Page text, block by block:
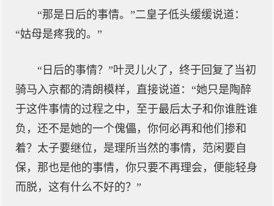
“那是日后的事情。”二皇子低头缓缓说道：
“姑母是疼我的。”
“日后的事情？”叶灵儿火了，终于回复了当初
骑马入京都的清朗模样，直接说道：“她只是陶醉
于这件事情的过程之中，至于最后太子和你谁胜谁
负，还不是她的一个傀儡，你何必再和他们掺和
着？太子要继位，是理所当然的事情，范闲要自
保，那也是他的事情，你只要不再理会，便能轻身
而脱，这有什么不好的？”